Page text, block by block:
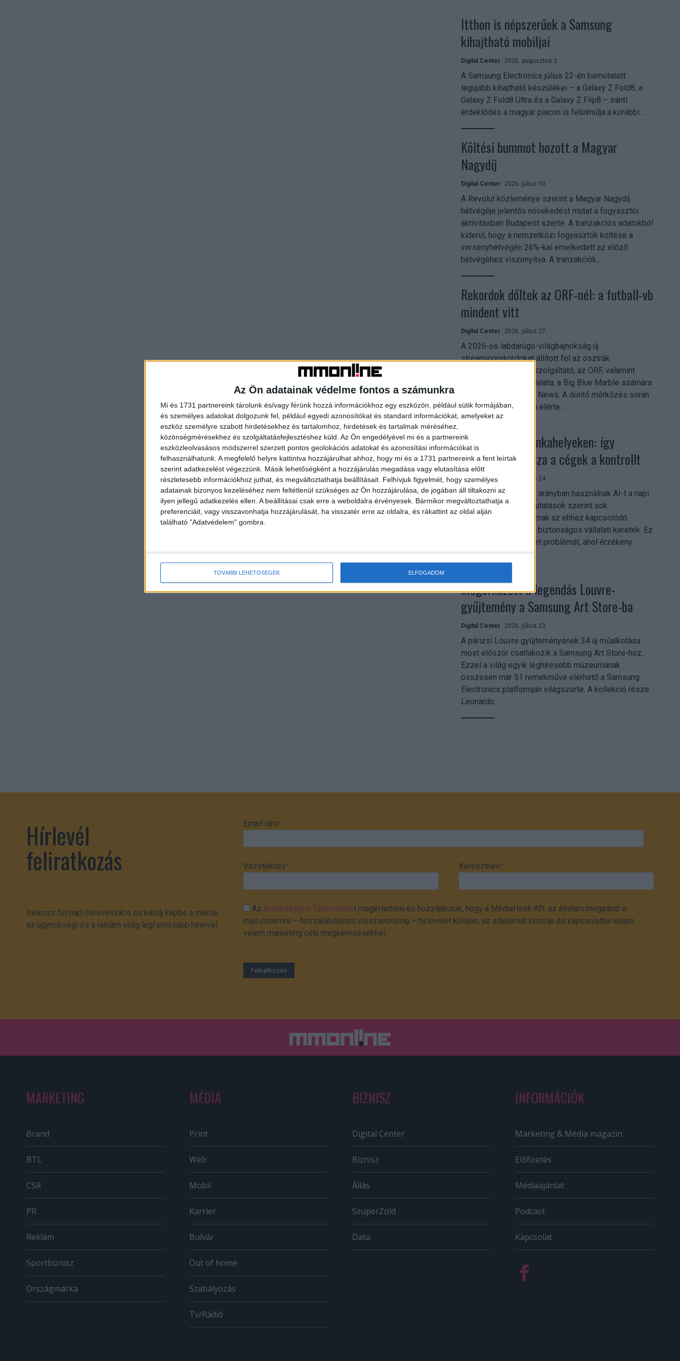
Az Ön adatainak védelme fontos a számunkra
Mi és 1731 partnereink tárolunk és/vagy férünk hozzá információkhoz egy eszközön, például sütik formájában,
és személyes adatokat dolgozunk fel, például egyedi azonosítókat és standard információkat, amelyeket az
eszköz személyre szabott hirdetésekhez és tartalomhoz, hirdetések és tartalmak méréséhez,
közönségmérésekhez és szolgáltatásfejlesztéshez küld. Az Ön engedélyével mi és a partnereink
eszközleolvasásos módszerrel szerzett pontos geolokációs adatokat és azonosítási információkat is
felhasználhatunk. A megfelelő helyre kattintva hozzájárulhat ahhoz, hogy mi és a 1731 partnereink a fent leírtak
szerint adatkezelést végezzünk. Másik lehetőségként a hozzájárulás megadása vagy elutasítása előtt
részletesebb információkhoz juthat, és megváltoztathatja beállításait. Felhívjuk figyelmét, hogy személyes
adatainak bizonyos kezeléséhez nem feltétlenül szükséges az Ön hozzájárulása, de jogában áll tiltakozni az
ilyen jellegű adatkezelés ellen. A beállításai csak erre a weboldalra érvényesek. Bármikor megváltoztathatja a
preferenciáit, vagy visszavonhatja hozzájárulását, ha visszatér erre az oldalra, és rákattint az oldal alján
található "Adatvédelem" gombra.
TOVÁBBI LEHETŐSÉGEK ELFOGADOM
Itthon is népszerűek a Samsung
kihajtható mobiljai
Digital Center 2026. augusztus 3.
A Samsung Electronics július 22-én bemutatott
legújabb kihajtható készülékei – a Galaxy Z Fold8, a
Galaxy Z Fold8 Ultra és a Galaxy Z Flip8 – iránti
érdeklődés a magyar piacon is felülmúlja a korábbi...
Költési bummot hozott a Magyar
Nagydíj
Digital Center 2026. július 30.
A Revolut közleménye szerint a Magyar Nagydíj
hétvégéje jelentős növekedést mutat a fogyasztói
aktivitásban Budapest szerte. A tranzakciós adatokból
kiderül, hogy a nemzetközi fogyasztók költése a
versenyhétvégén 26%-kal emelkedett az előző
hétvégéhez viszonyítva. A tranzakciók...
Rekordok dőltek az ORF-nél: a futball-vb
mindent vitt
Digital Center 2026. július 27.
A 2026-os labdarúgó-világbajnokság új
streamingrekordokat állított fel az osztrák
közszolgálati műsorszolgáltató, az ORF, valamint
technológiai leányvállalata, a Big Blue Marble számára
– írja a Broadband TV News. A döntő mérkőzés során
az átlagos nézőszám elérte...
Shadow AI a munkahelyeken: így
szerezhetik vissza a cégek a kontrollt
Digital Center 2026. július 24.
A munkavállalók nagy arányban használnak AI-t a napi
munkában, ám friss kutatások szerint sok
szervezetnél hiányoznak az ehhez kapcsolódó
világos irányelvek és biztonságos vállalati keretek. Ez
különösen ott jelenthet problémát, ahol érzékeny
üzleti információkkal...
Megérkezett a legendás Louvre-
gyűjtemény a Samsung Art Store-ba
Digital Center 2026. július 23.
A párizsi Louvre gyűjteményének 34 új műalkotása
most először csatlakozik a Samsung Art Store-hoz.
Ezzel a világ egyik leghíresebb múzeumának
összesen már 51 remekműve elérhető a Samsung
Electronics platformján világszerte. A kollekció része
Leonardo...
Hírlevél
feliratkozás
Iratkozz fel napi hírlevelünkre és kerülj képbe a média,
az ügynökségi és a reklám világ legfontosabb híreivel.
Email cím*
Vezetéknév* Keresztnév*
AzAdatkezelési Tájékoztatót megértettem és hozzájárulok, hogy a MédiaHírek Kft. az általam megadott e-
mail címemre – hozzájárulásom visszavonásig – hírlevelet küldjön, az adataimat kezelje és kapcsolatba lépjen
velem marketing célú megkeresésekkel.
MARKETING
Brand
BTL
CSR
PR
Reklám
Sportbiznisz
Országmárka
MÉDIA
Print
Web
Mobil
Karrier
Bulvár
Out of home
Szabályozás
Tv/Rádió
BIZNISZ
Digital Center
Biznisz
Állás
SzuperZöld
Data
INFORMÁCIÓK
Marketing & Média magazin
Előfizetés
Médiaajánlat
Podcast
Kapcsolat